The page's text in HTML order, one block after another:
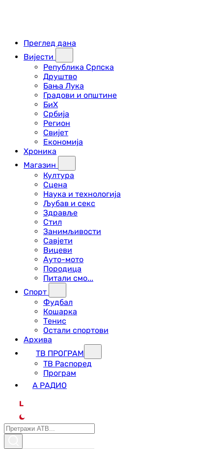
Преглед дана
Вијести
Република Српска
Друштво
Бања Лука
Градови и општине
БиХ
Србија
Регион
Свијет
Економија
Хроника
Магазин
Култура
Сцена
Наука и технологија
Љубав и секс
Здравље
Стил
Занимљивости
Савјети
Вицеви
Ауто-мото
Породица
Питали смо...
Спорт
Фудбал
Кошарка
Тенис
Остали спортови
Архива
ТВ ПРОГРАМ
ТВ Распоред
Програм
А РАДИО
L